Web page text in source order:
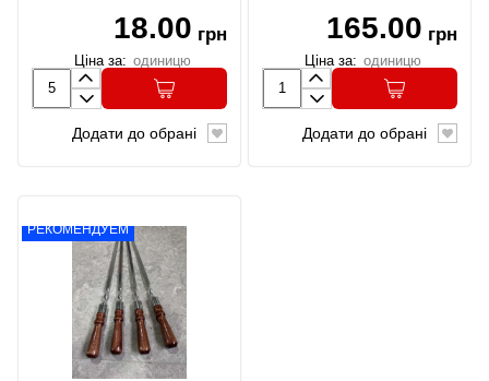
18.00 грн
Ціна за: одиницю
Додати до обрані
165.00 грн
Ціна за: одиницю
Додати до обрані
РЕКОМЕНДУЕМ